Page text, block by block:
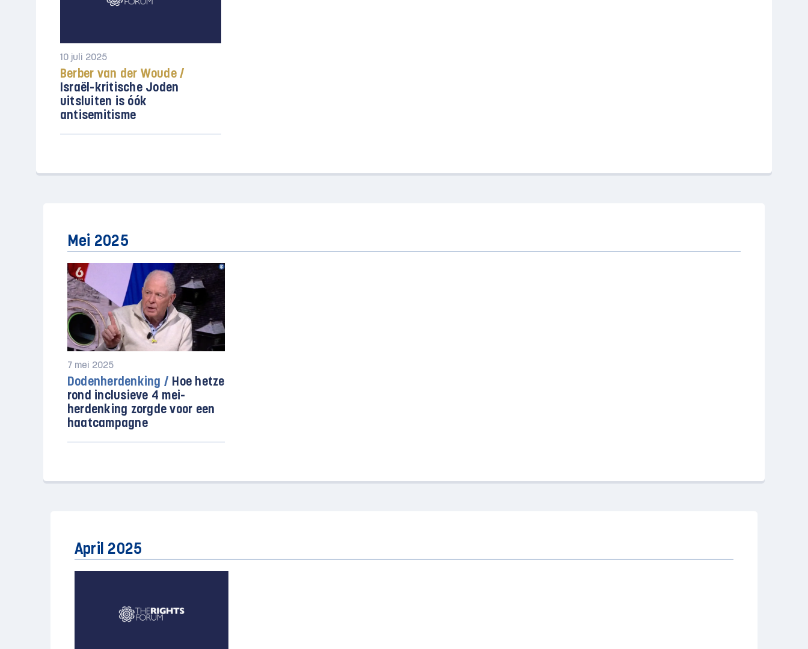
10 juli 2025
Berber van der Woude /
Israël-kritische Joden
uitsluiten is óók
antisemitisme
Mei 2025
7 mei 2025
Dodenherdenking / Hoe hetze
rond inclusieve 4 mei-
herdenking zorgde voor een
haatcampagne
April 2025